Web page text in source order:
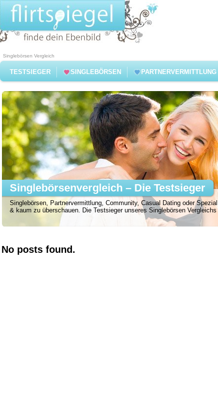
Singlebörsen Vergleich
TESTSIEGER SINGLEBÖRSEN PARTNERVERMITTLUNG
Singlebörsen, Partnervermittlung, Community, Casual Dating oder
& kaum zu überschauen. Die Testsieger unseres Singlebörsen
Singlebörsenvergleich – Die Testsieger
No posts found.